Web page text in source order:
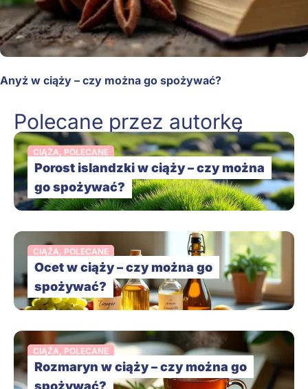
Anyż w ciąży – czy można go spożywać?
Polecane przez autorkę
CIĄŻA, POLECANE
Porost islandzki w ciąży – czy można
go spożywać?
CIĄŻA, POLECANE
Ocet w ciąży – czy można go
spożywać?
CIĄŻA, POLECANE
Rozmaryn w ciąży – czy można go
spożywać?